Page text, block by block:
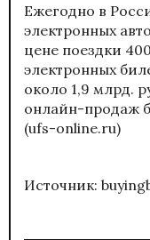
Ежегодно в
электронных
цене поездки
электронных
около 1,9 млрд.
онлайн-продаж
(ufs-online.ru)
Источник: